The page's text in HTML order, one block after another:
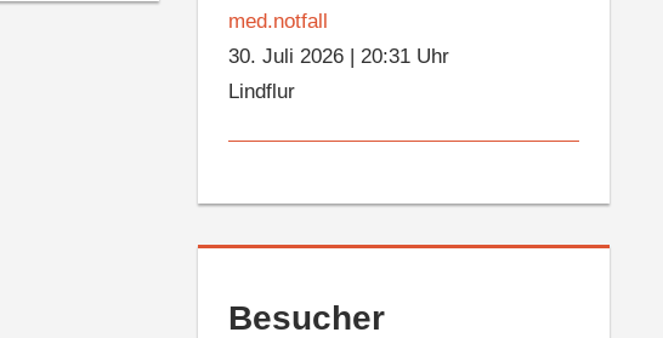
med.notfall
30. Juli 2026 |20:31 Uhr
Lindflur
Besucher